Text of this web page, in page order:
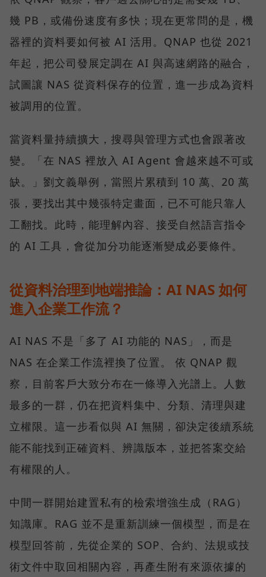
幾 PB，或備份速度有多快；現在更常問的是，機
器裡的資料要如何被 AI 活用。QNAP 也從 2021
年起，把公司發展定調在 AI 與高速網路的融合，
試圖讓 NAS 從資料保存的位置，進一步成為資料
被調用的位置。
當資料量持續擴大，搜尋與管理方式也會跟著改
變。「在 NAS 裡放入 AI Agent 會越來越不可或
缺。」劉文義舉例，當照片累積到 10 萬、20 萬
張，要找出其中幾張特定畫面，已不可能只靠人
工翻找。此時，能理解內容、接受自然語言指令
的 AI 工具，會從加分功能逐漸變成必要條件。
從資料治理到地端推論：AI NAS 如何
進入企業工作流？
AI NAS 不是「多了 AI 功能的 NAS」，而是
NAS 在企業工作流裡換了位置。 依 QNAP 觀
察，目前客戶大致分布在一條導入光譜上。人數
最多的一群，仍在把資料集中、分類、清理與建
立權限。這一步看似與 AI 無關，卻決定後續系統
能不能找到正確資料、辨識版本，並把答案交給
有權限的人。
中間一群開始建置私有的檢索增強生成（RAG）
知識庫。RAG 並不是重新訓練一個模型，而是在
模型回答前，先從企業的 SOP、合約、法規或技
術文件中取回相關內容，再產生附有來源依據的